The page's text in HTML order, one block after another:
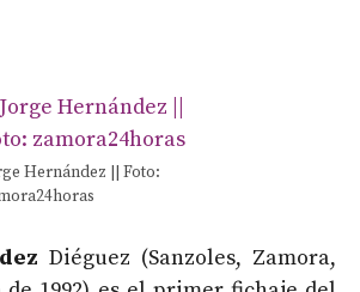
Hernández || Foto:
Diéguez (Sanzoles, Zamora,